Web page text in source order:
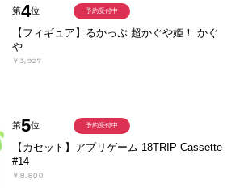
第4位
【フィギュア】るかっぷ 超かぐや姫！ かぐ
や
￥3,927
予約受付中
第5位
【カセット】アプリゲーム 18TRIP Cassette
#14
￥8,800
予約受付中